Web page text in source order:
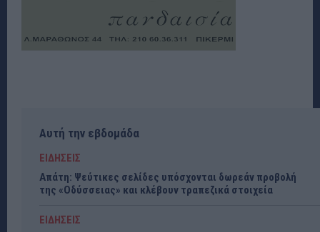
Αυτή την εβδομάδα
ΕΙΔΗΣΕΙΣ
Απάτη: Ψεύτικες σελίδες υπόσχονται δωρεάν προβολή
της «Οδύσσειας» και κλέβουν τραπεζικά στοιχεία
ΕΙΔΗΣΕΙΣ